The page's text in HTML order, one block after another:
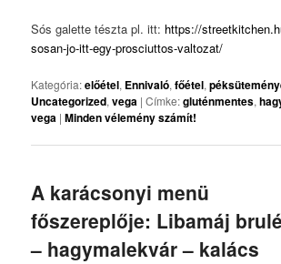
Sós galette tészta pl. itt: https://
sosan-jo-itt-egy-prosciuttos-valtozat/
Kategória:előétel, Ennivaló,főétel,
Uncategorized,vega |Címke:gluténmentes,
vega |Minden vélemény számít!
A karácsonyi menü
főszereplője: Libamáj
– hagymalekvár – kalács